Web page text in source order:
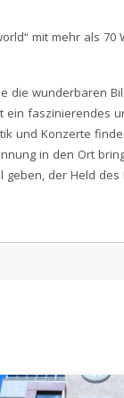
mit mehr als 70
die wunderbaren
ein faszinierendes
und Konzerte
in den Ort
der Held